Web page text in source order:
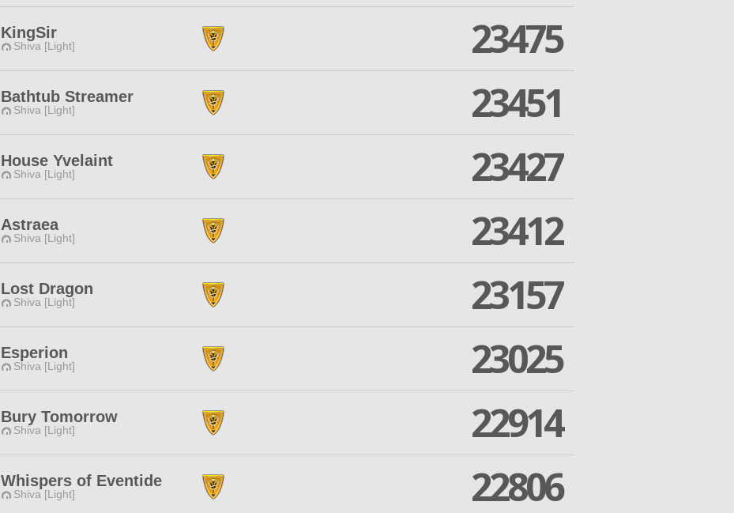
KingSir
Shiva [Light]
23475
Bathtub Streamer
Shiva [Light]
23451
House Yvelaint
Shiva [Light]
23427
Astraea
Shiva [Light]
23412
Lost Dragon
Shiva [Light]
23157
Esperion
Shiva [Light]
23025
Bury Tomorrow
Shiva [Light]
22914
Whispers of Eventide
Shiva [Light]
22806